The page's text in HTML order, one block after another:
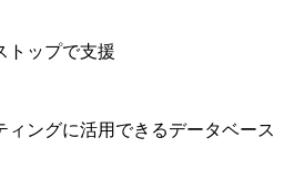
トップで支援
ングに活用できるデータベース